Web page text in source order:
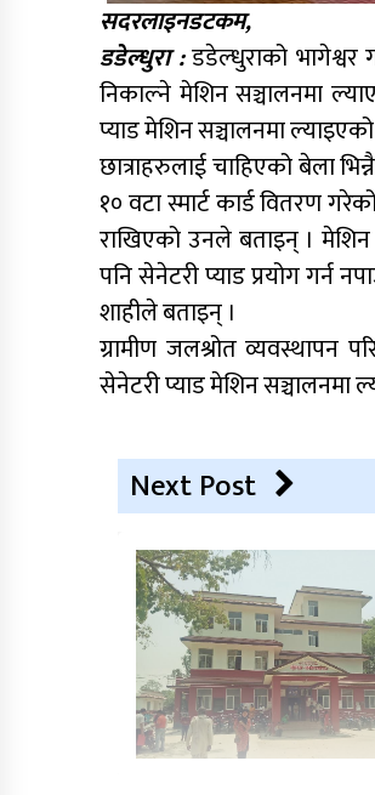
सदरलाइनडटकम,
डडेल्धुरा :डडेल्धुराको भागेश्वर
निकाल्ने मेशिन सञ्चालनमा
प्याड मेशिन सञ्चालनमा
छात्राहरुलाई चाहिएको बेला
१० वटा स्मार्ट कार्ड वितरण
राखिएको उनले बताइन् । मेशिन
पनि सेनेटरी प्याड प्रयोग गर्न
शाहीले बताइन् ।
ग्रामीण जलश्रोत व्यवस्थापन
सेनेटरी प्याड मेशिन सञ्चालनमा
Next Post